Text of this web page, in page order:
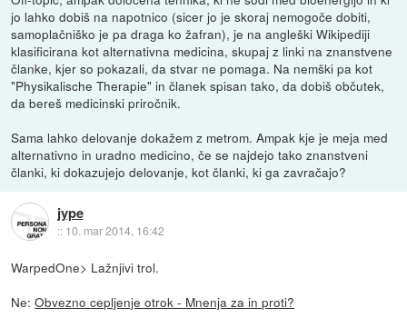
jo lahko dobiš na napotnico (sicer jo je skoraj nemogoče dobiti,
samoplačniško je pa draga ko žafran), je na angleški Wikipediji
klasificirana kot alternativna medicina, skupaj z linki na znanstvene
članke, kjer so pokazali, da stvar ne pomaga. Na nemški pa kot
"Physikalische Therapie" in članek spisan tako, da dobiš občutek,
da bereš medicinski priročnik.
Sama lahko delovanje dokažem z metrom. Ampak kje je meja med
alternativno in uradno medicino, če se najdejo tako znanstveni
članki, ki dokazujejo delovanje, kot članki, ki ga zavračajo?
jype
:: 10. mar 2014, 16:42
WarpedOne> Lažnjivi trol.
Ne:Obvezno cepljenje otrok - Mnenja za in proti?